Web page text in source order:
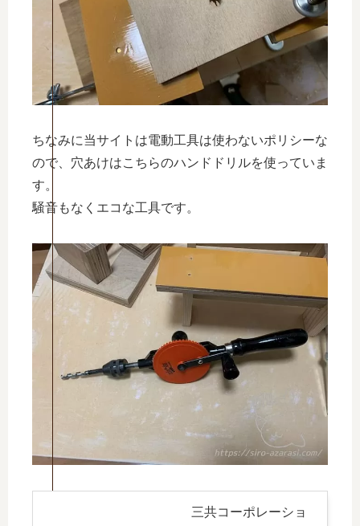
ちなみに当サイトは電動工具は使わないポリシーな
ので、穴あけはこちらのハンドドリルを使っていま
す。
騒音もなくエコな工具です。
三共コーポレーショ